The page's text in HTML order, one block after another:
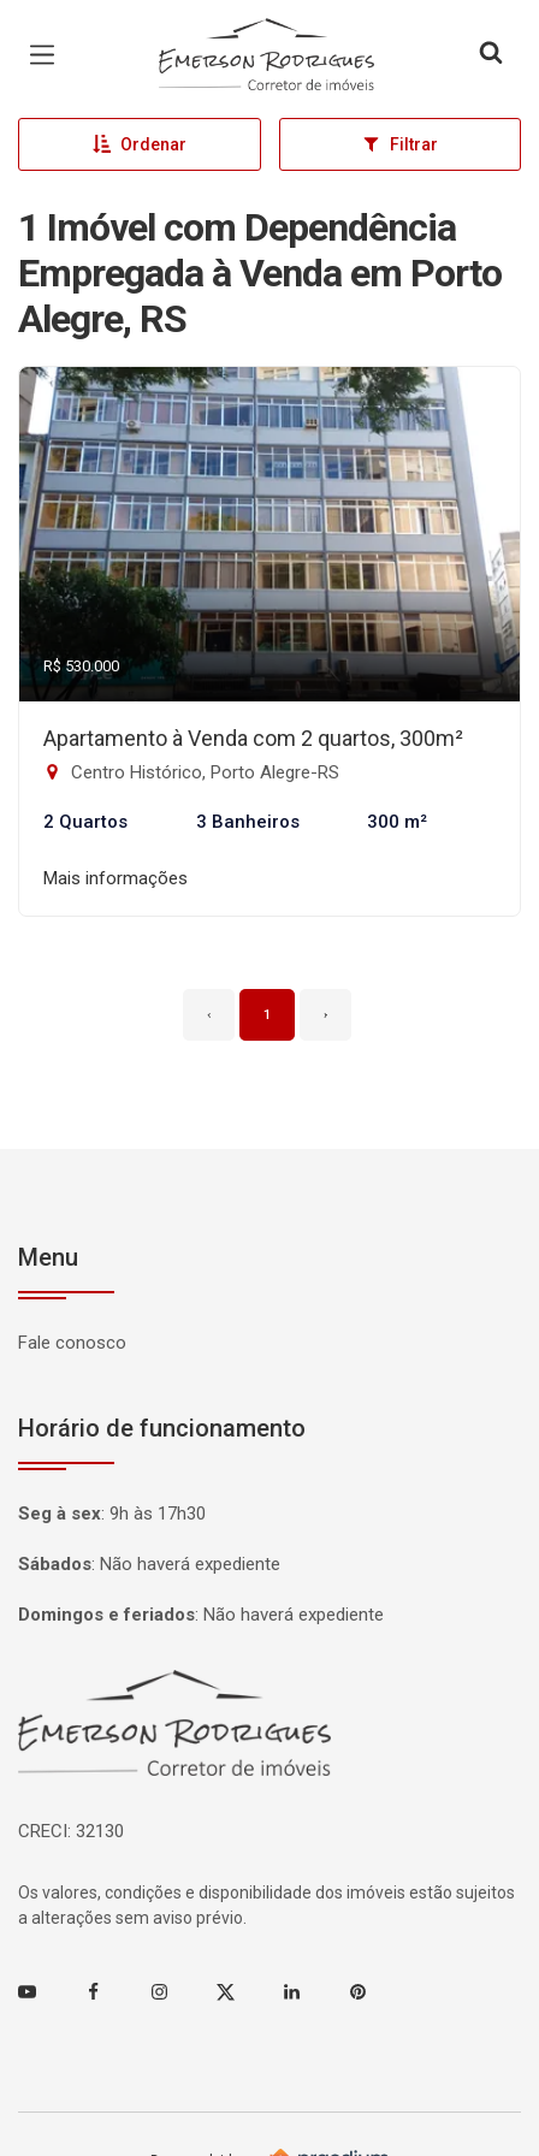
Página inicial
Ordenar Filtrar
1 Imóvel com Dependência
Empregada à Venda em Porto
Alegre, RS
R$ 530.000
Apartamento à Venda com 2 quartos, 300m²
Centro Histórico, Porto Alegre-RS
2 Quartos 3 Banheiros 300 m²
Mais informações
‹ 1 ›
Menu
Fale conosco
Horário de funcionamento
Seg à sex: 9h às 17h30
Sábados: Não haverá expediente
Domingos e feriados: Não haverá expediente
Página inicial
CRECI: 32130
Os valores, condições e disponibilidade dos imóveis estão sujeitos
a alterações sem aviso prévio.
Youtube FacebookInstagramTwitter Linkedin Pinterest